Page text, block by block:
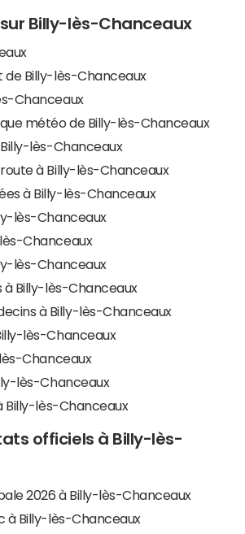
sur Billy-lès-Chanceaux
de Billy-lès-Chanceaux
Chanceaux
météo de Billy-lès-Chanceaux
lès-Chanceaux
à Billy-lès-Chanceaux
à Billy-lès-Chanceaux
lès-Chanceaux
Chanceaux
lès-Chanceaux
à Billy-lès-Chanceaux
à Billy-lès-Chanceaux
lès-Chanceaux
Chanceaux
lès-Chanceaux
Billy-lès-Chanceaux
officiels à Billy-lès-
2026 à Billy-lès-Chanceaux
à Billy-lès-Chanceaux